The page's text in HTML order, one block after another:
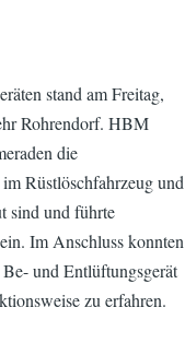
stand am Freitag,
Rohrendorf. HBM
die
Rüstlöschfahrzeug und
sind und führte
Im Anschluss konnten
und Entlüftungsgerät
zu erfahren.